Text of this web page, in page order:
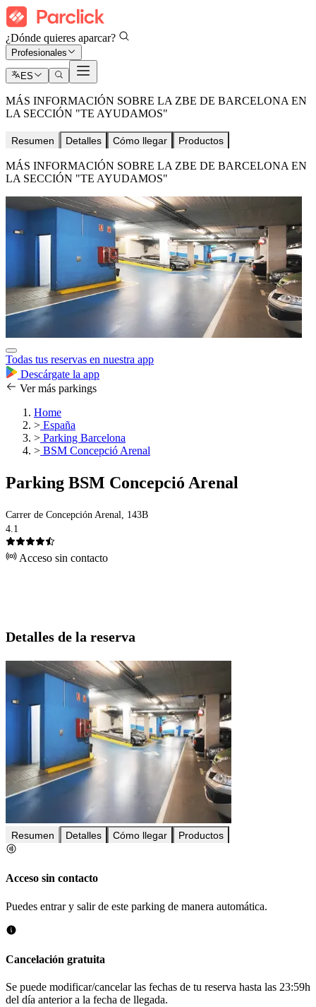
¿Dónde quieres aparcar?
Profesionales
ES
MÁS INFORMACIÓN SOBRE LA ZBE DE BARCELONA EN
LA SECCIÓN "TE AYUDAMOS"
Resumen Detalles Cómo llegar Productos
MÁS INFORMACIÓN SOBRE LA ZBE DE BARCELONA EN
LA SECCIÓN "TE AYUDAMOS"
Todas tus reservas en nuestra app
Descárgate la app
Ver más parkings
Home
> España
> Parking Barcelona
> BSM Concepció Arenal
Parking BSM Concepció Arenal
Carrer de Concepción Arenal, 143B
4.1
Acceso sin contacto
Detalles de la reserva
Resumen Detalles Cómo llegar Productos
Acceso sin contacto
Puedes entrar y salir de este parking de manera automática.
Cancelación gratuita
Se puede modificar/cancelar las fechas de tu reserva hasta las 23:59h
del día anterior a la fecha de llegada.